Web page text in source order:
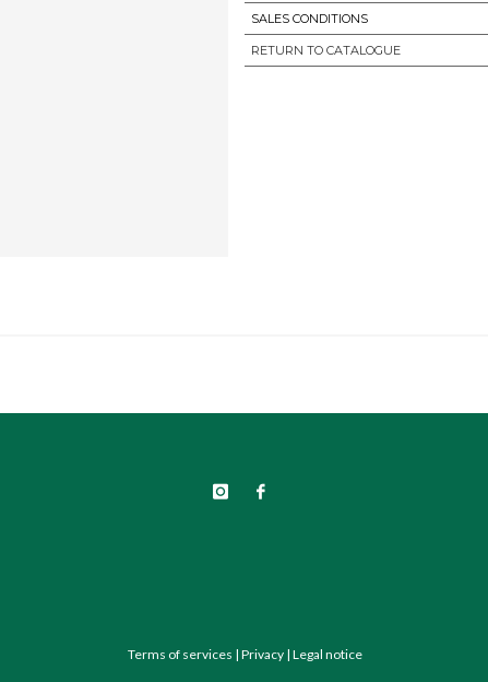
SALES CONDITIONS
RETURN TO CATALOGUE
Terms of services | Privacy| Legal notice